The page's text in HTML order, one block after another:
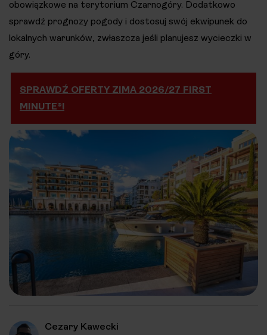
obowiązkowe na terytorium Czarnogóry. Dodatkowo
sprawdź prognozy pogody i dostosuj swój ekwipunek do
lokalnych warunków, zwłaszcza jeśli planujesz wycieczki w
góry.
SPRAWDŹ OFERTY ZIMA 2026/27 FIRST
MINUTE®!
Cezary Kawecki